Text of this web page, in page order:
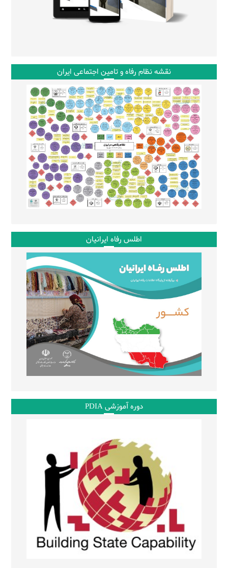
نقشه نظام رفاه و تامین اجتماعی ایران
اطلس رفاه ایرانیان
دوره آموزشی PDIA